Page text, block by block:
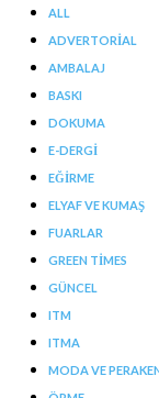
ALL
ADVERTORIAL
AMBALAJ
BASKI
DOKUMA
E-DERGI
EĞIRME
ELYAF VE KUMAŞ
FUARLAR
GREEN TIMES
GÜNCEL
ITM
ITMA
MODA VE